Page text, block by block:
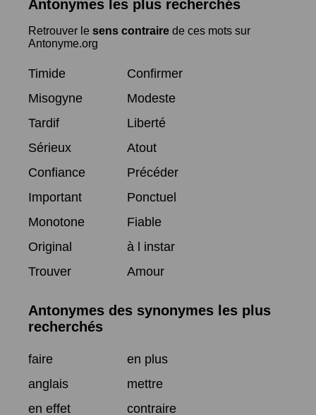
Antonymes les plus recherchés
Retrouver le sens contraire de ces mots sur
Antonyme.org
Timide
Confirmer
Misogyne
Modeste
Tardif
Liberté
Sérieux
Atout
Confiance
Précéder
Important
Ponctuel
Monotone
Fiable
Original
à l instar
Trouver
Amour
Antonymes des synonymes les plus
recherchés
faire
en plus
anglais
mettre
en effet
contraire